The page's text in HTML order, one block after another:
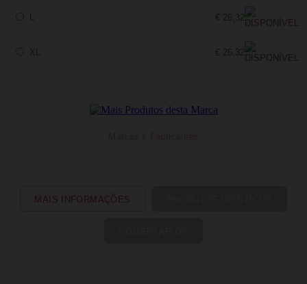
L € 26,32
XL € 26,32
MAIS INFORMAÇÕES